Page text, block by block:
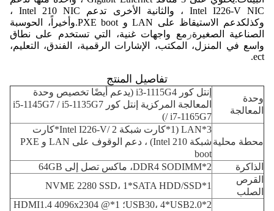
Intel I226-V NIC ، والثانية الأخرى تدعم Intel 210 NIC ،
وكذلكدعم الاستيقاظ على LAN و PXE boot.
وأخيراً، الحوسبة
الصناعية الصغيرةرمع واجهات غنية، التي تستخدم على نطاق
واسع في المنزل، المكتب، الإشارات الرقمية، الفندق، التعليم،
ect.
تفاصيل المنتج
وحدة
المعالجة
إنتل كور i3-1115G4 (يدعم أيضًا تخصيص وحدة
المعالجة المركزية إنتل كور i5-1145G7 / i5-1135G7
/ i7-1165G7)
محطة محلية
3*LAN (1*كارت شبكة Intel I226-V/ 2*كارت
شبكة Intel 210) ، دعم الوقوف على LAN و PXE
boot
الذاكرة
القرص
الصلب
2*USB30، 4*USB2.0؛ 1*HDMI1.4 4096x2304 @